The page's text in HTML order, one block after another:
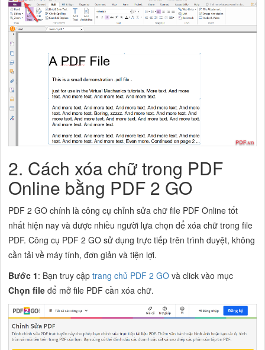
2. Cách xóa chữ trong PDF
Online bằng PDF 2 GO
PDF 2 GO chính là công cụ chỉnh sửa chữ file PDF Online tốt
nhất hiện nay và được nhiều người lựa chọn để xóa chữ trong file
PDF. Công cụ PDF 2 GO sử dụng trực tiếp trên trình duyệt, không
cần tải về máy tính, đơn giản và tiện lợi.
Bước 1: Bạn truy cậptrang chủ PDF 2 GO và click vào mục
Chọn file để mở file PDF cần xóa chữ.